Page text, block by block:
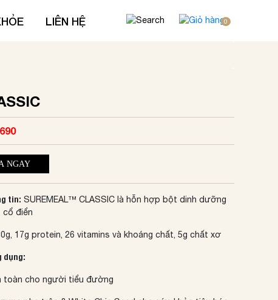
LIÊN HỆ 0
NGAY
tin: SUREMEAL™ CLASSIC là hỗn hợp bột dinh dưỡng
cổ điển
17g protein, 26 vitamins và khoáng chất, 5g chất xơ
dụng:
toàn cho người tiểu đường